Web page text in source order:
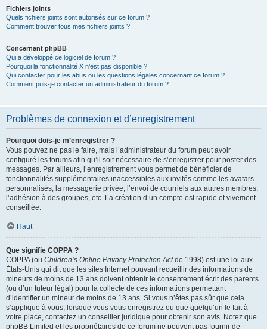
Fichiers joints
Quels fichiers joints sont autorisés sur ce forum ?
Comment trouver tous mes fichiers joints ?
Concernant phpBB
Qui a développé ce logiciel de forum ?
Pourquoi la fonctionnalité X n’est pas disponible ?
Qui contacter pour les abus ou les questions légales concernant ce forum ?
Comment puis-je contacter un administrateur du forum ?
Problèmes de connexion et d’enregistrement
Pourquoi dois-je m’enregistrer ?
Vous pouvez ne pas le faire, mais l’administrateur du forum peut avoir
configuré les forums afin qu’il soit nécessaire de s’enregistrer pour poster des
messages. Par ailleurs, l’enregistrement vous permet de bénéficier de
fonctionnalités supplémentaires inaccessibles aux invités comme les avatars
personnalisés, la messagerie privée, l’envoi de courriels aux autres membres,
l’adhésion à des groupes, etc. La création d’un compte est rapide et vivement
conseillée.
Haut
Que signifie COPPA ?
COPPA (ou Children’s Online Privacy Protection Actde 1998) est une loi aux
États-Unis qui dit que les sites Internet pouvant recueillir des informations de
mineurs de moins de 13 ans doivent obtenir le consentement écrit des parents
(ou d’un tuteur légal) pour la collecte de ces informations permettant
d’identifier un mineur de moins de 13 ans. Si vous n’êtes pas sûr que cela
s’applique à vous, lorsque vous vous enregistrez ou que quelqu’un le fait à
votre place, contactez un conseiller juridique pour obtenir son avis. Notez que
phpBB Limited et les propriétaires de ce forum ne peuvent pas fournir de